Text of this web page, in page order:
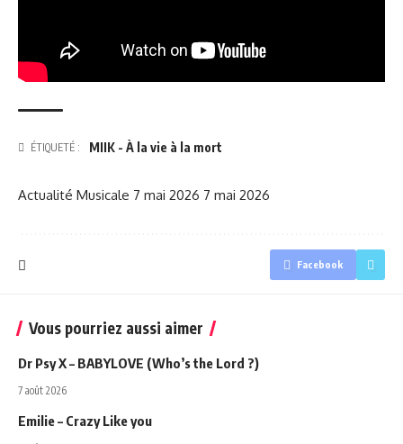
ÉTIQUETÉ : MIIK - À la vie à la mort
Actualité Musicale 7 mai 2026 7 mai 2026
Facebook
Vous pourriez aussi aimer
Dr Psy X – BABYLOVE (Who’s the Lord ?)
7 août 2026
Emilie – Crazy Like you